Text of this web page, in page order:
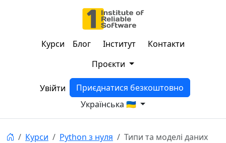
Курси Блог Інститут
Контакти
Проєкти
Увійти
Приєднатися безкоштовно
Українська 🇺🇦
Курси Python з нуля Типи та моделі даних